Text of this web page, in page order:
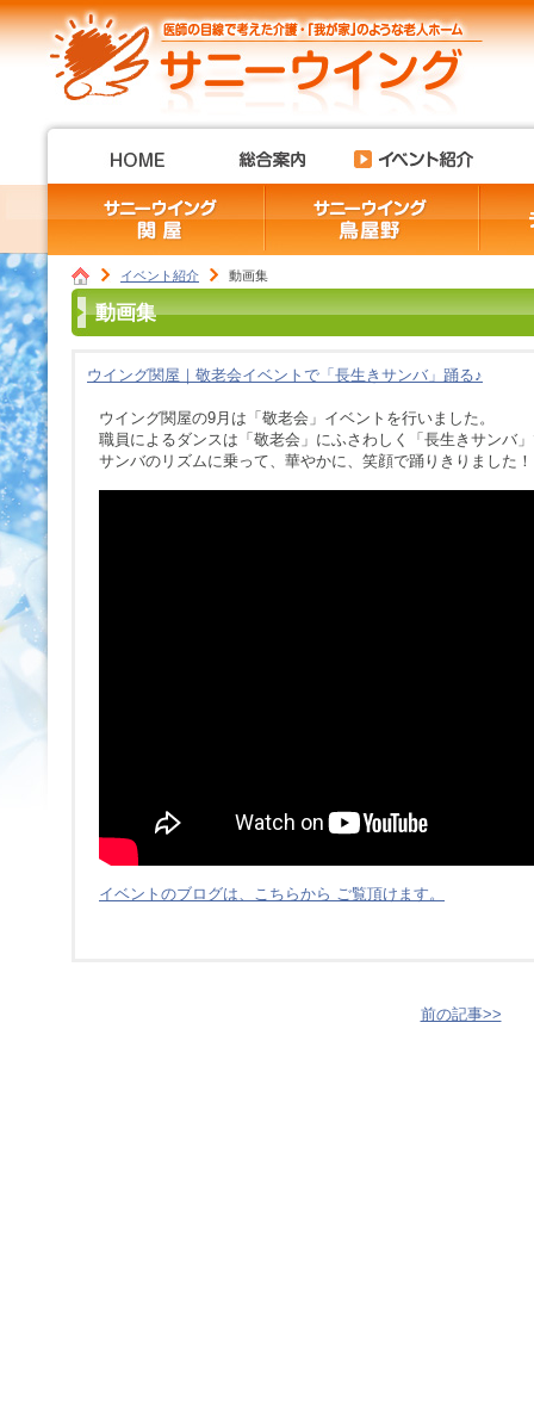
イベント紹介 動画集
動画集
ウイング関屋｜敬老会イベントで「長生きサンバ」踊る♪
ウイング関屋の9月は「敬老会」イベントを行いました。
職員によるダンスは「敬老会」にふさわしく「長生きサンバ
サンバのリズムに乗って、華やかに、笑顔で踊りきりました
イベントのブログは、こちらから ご覧頂けます。
前の記事>>